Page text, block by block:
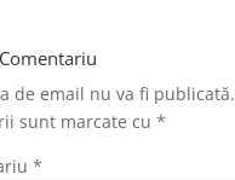
de email nu va fi publicată.
sunt marcate cu *
*